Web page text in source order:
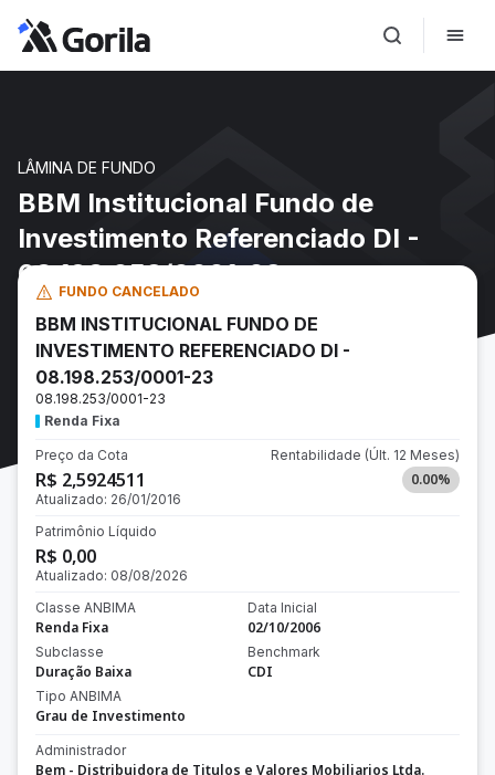
LÂMINA DE FUNDO
BBM Institucional Fundo de
Investimento Referenciado DI -
08.198.253/0001-23
FUNDO CANCELADO
BBM INSTITUCIONAL FUNDO DE
INVESTIMENTO REFERENCIADO DI -
08.198.253/0001-23
08.198.253/0001-23
Renda Fixa
Preço da Cota
R$ 2,5924511
Atualizado: 26/01/2016
Rentabilidade (Últ. 12 Meses)
0.00%
Patrimônio Líquido
R$ 0,00
Atualizado: 08/08/2026
Classe ANBIMA
Renda Fixa
Subclasse
Duração Baixa
Tipo ANBIMA
Grau de Investimento
Data Inicial
02/10/2006
Benchmark
CDI
Administrador
Bem - Distribuidora de Titulos e Valores Mobiliarios Ltda.